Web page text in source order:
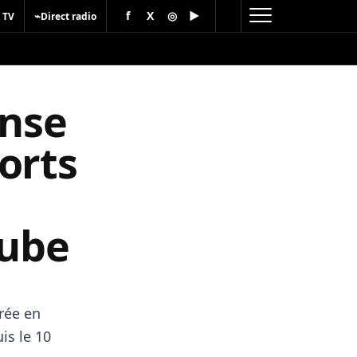
⌁Direct radio f X ◎ ▶
en
le 10